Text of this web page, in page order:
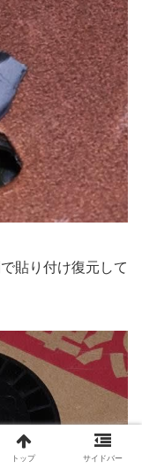
貼り付け復元して
トップ サイドバー